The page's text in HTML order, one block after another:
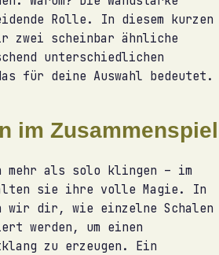
Rolle. In diesem kurzen
zwei scheinbar ähnliche
unterschiedlichen
für deine Auswahl bedeutet.
im Zusammenspiel
mehr als solo klingen – im
sie ihre volle Magie. In
wir dir, wie einzelne Schalen
werden, um einen
zu erzeugen. Ein